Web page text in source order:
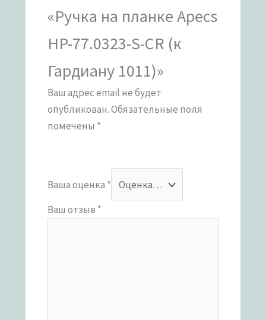
«Ручка на планке Apecs
HP-77.0323-S-CR (к
Гардиану 1011)»
Ваш адрес email не будет
опубликован.Обязательные поля
помечены *
Ваша оценка *
Ваш отзыв *